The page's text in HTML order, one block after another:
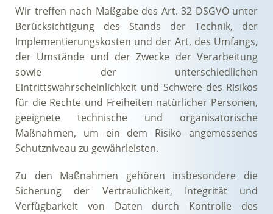
Wir treffen nach Maßgabe des Art. 32 DSGVO unter
Berücksichtigung des Stands der Technik, der
Implementierungskosten und der Art, des Umfangs,
der Umstände und der Zwecke der Verarbeitung
sowie der unterschiedlichen
Eintrittswahrscheinlichkeit und Schwere des Risikos
für die Rechte und Freiheiten natürlicher Personen,
geeignete technische und organisatorische
Maßnahmen, um ein dem Risiko angemessenes
Schutzniveau zu gewährleisten.
Zu den Maßnahmen gehören insbesondere die
Sicherung der Vertraulichkeit, Integrität und
Verfügbarkeit von Daten durch Kontrolle des